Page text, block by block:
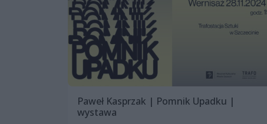
Paweł Kasprzak | Pomnik Upadku |
wystawa